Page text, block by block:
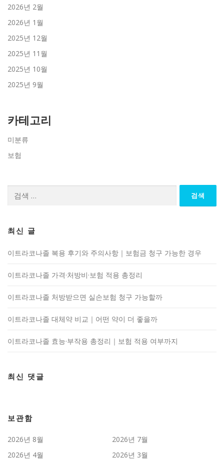
2026년 2월
2026년 1월
2025년 12월
2025년 11월
2025년 10월
2025년 9월
카테고리
미분류
보험
최신 글
이트라코나졸 복용 후기와 주의사항｜보험금 청구 가능한 경우
이트라코나졸 가격·처방비·보험 적용 총정리
이트라코나졸 처방받으면 실손보험 청구 가능할까
이트라코나졸 대체약 비교｜어떤 약이 더 좋을까
이트라코나졸 효능·부작용 총정리｜보험 적용 여부까지
최신 댓글
보관함
2026년 8월
2026년 7월
2026년 4월
2026년 3월